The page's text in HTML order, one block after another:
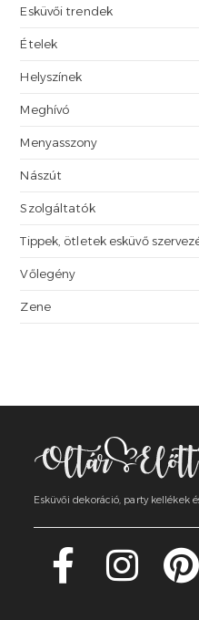
Esküvői trendek
Ételek
Helyszínek
Meghívó
Menyasszony
Nászút
Szolgáltatók
Tippek, ötletek esküvő
Vőlegény
Zene
Esküvői dekoráció, party kellékek